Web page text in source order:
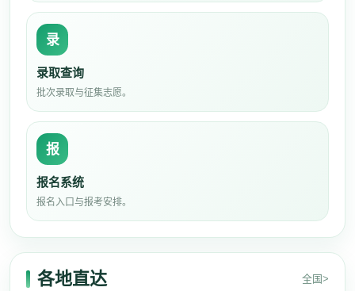
录
录取查询
批次录取与征集志愿。
报
报名系统
报名入口与报考安排。
各地直达 全国>